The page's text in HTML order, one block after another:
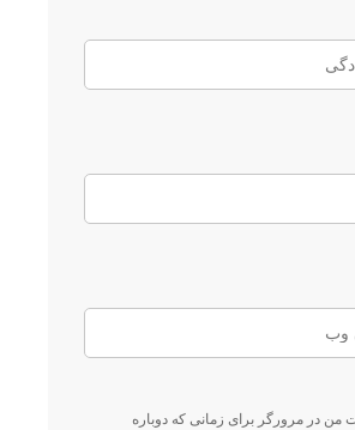
من در مرورگر برای زمانی که دوباره